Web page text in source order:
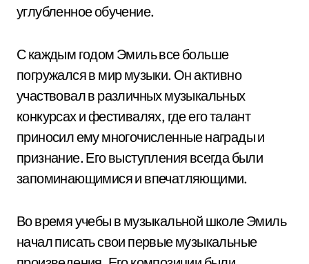
углубленное обучение.
С каждым годом Эмиль все больше
погружался в мир музыки. Он активно
участвовал в различных музыкальных
конкурсах и фестивалях, где его талант
приносил ему многочисленные награды и
признание. Его выступления всегда были
запоминающимися и впечатляющими.
Во время учебы в музыкальной школе Эмиль
начал писать свои первые музыкальные